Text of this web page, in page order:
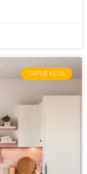
DAPUR KECIL